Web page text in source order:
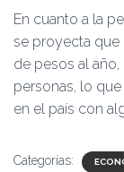
En cuanto a la
se proyecta que
de pesos al
personas, lo
en el país con
Categorías: